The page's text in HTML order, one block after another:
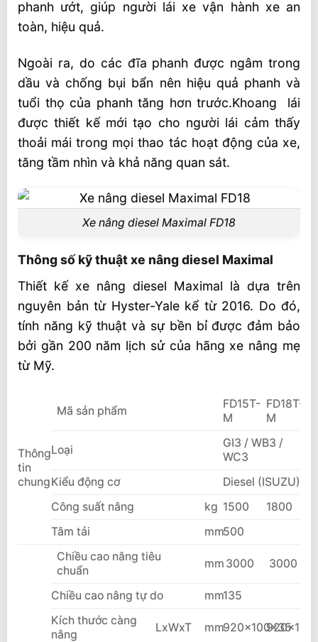
phanh ướt, giúp người lái xe vận hành xe an
toàn, hiệu quả.
Ngoài ra, do các đĩa phanh được ngâm trong
dầu và chống bụi bẩn nên hiệu quả phanh và
tuổi thọ của phanh tăng hơn trước.Khoang lái
được thiết kế mới tạo cho người lái cảm thấy
thoải mái trong mọi thao tác hoạt động của xe,
tăng tầm nhìn và khả năng quan sát.
Xe nâng diesel Maximal FD18
Thông số kỹ thuật xe nâng diesel Maximal
Thiết kế xe nâng diesel Maximal là dựa trên
nguyên bản từ Hyster-Yale kể từ 2016. Do đó,
tính năng kỹ thuật và sự bền bỉ được đảm bảo
bởi gần 200 năm lịch sử của hãng xe nâng mẹ
từ Mỹ.
Thông
tin
chung
Mã sản phẩm
FD15T-
M
FD18T-
M
Loại
GI3 / WB3 /
WC3
Kiểu động cơ
Diesel (ISUZU)
Công suất nâng
kg 1500
1800
Tâm tải
mm500
Chiều cao nâng tiêu
chuẩn
mm3000 3000
Chiều cao nâng tự do mm135
Kích thước càng
nâng
LxWxT mm920x100x35